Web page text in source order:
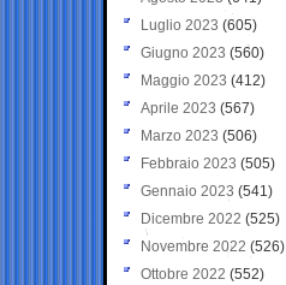
Luglio 2023 (605)
Giugno 2023 (560)
Maggio 2023 (412)
Aprile 2023 (567)
Marzo 2023 (506)
Febbraio 2023 (505)
Gennaio 2023 (541)
Dicembre 2022 (525)
Novembre 2022 (526)
Ottobre 2022 (552)